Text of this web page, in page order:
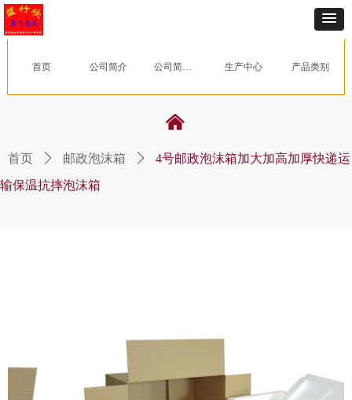
首页 公司简介 公司简介_09251144_822 生产中心 产品类别
낀
首页 ꄲ 邮政泡沫箱 ꄲ
4号邮政泡沫箱加大加高加厚快递运
输保温抗摔泡沫箱